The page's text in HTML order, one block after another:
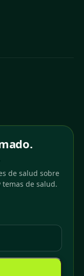
de salud sobre
temas de salud.